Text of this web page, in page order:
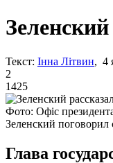
Текст: Інна Літвин, 4
2
1425
Фото: Офіс
Зеленский
Глава